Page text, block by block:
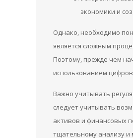
экономики и
Однако, необходимо
является сложным
Поэтому, прежде чем
использованием
Важно учитывать
следует учитывать
активов и финансовых
тщательному анализу и